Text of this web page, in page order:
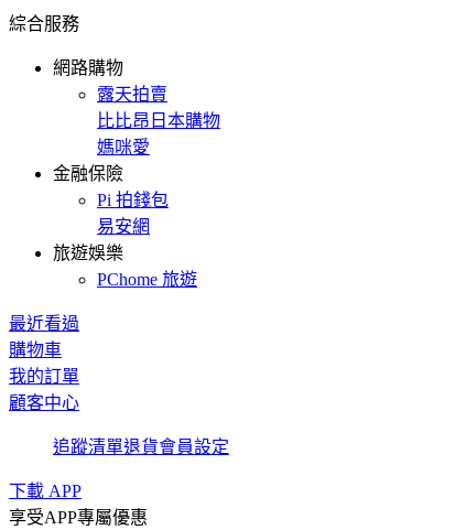
綜合服務
網路購物
露天拍賣
比比昂日本購物
媽咪愛
金融保險
Pi 拍錢包
易安網
旅遊娛樂
PChome 旅遊
最近看過
購物車
我的訂單
顧客中心
追蹤清單退貨會員設定
下載 APP
享受APP專屬優惠